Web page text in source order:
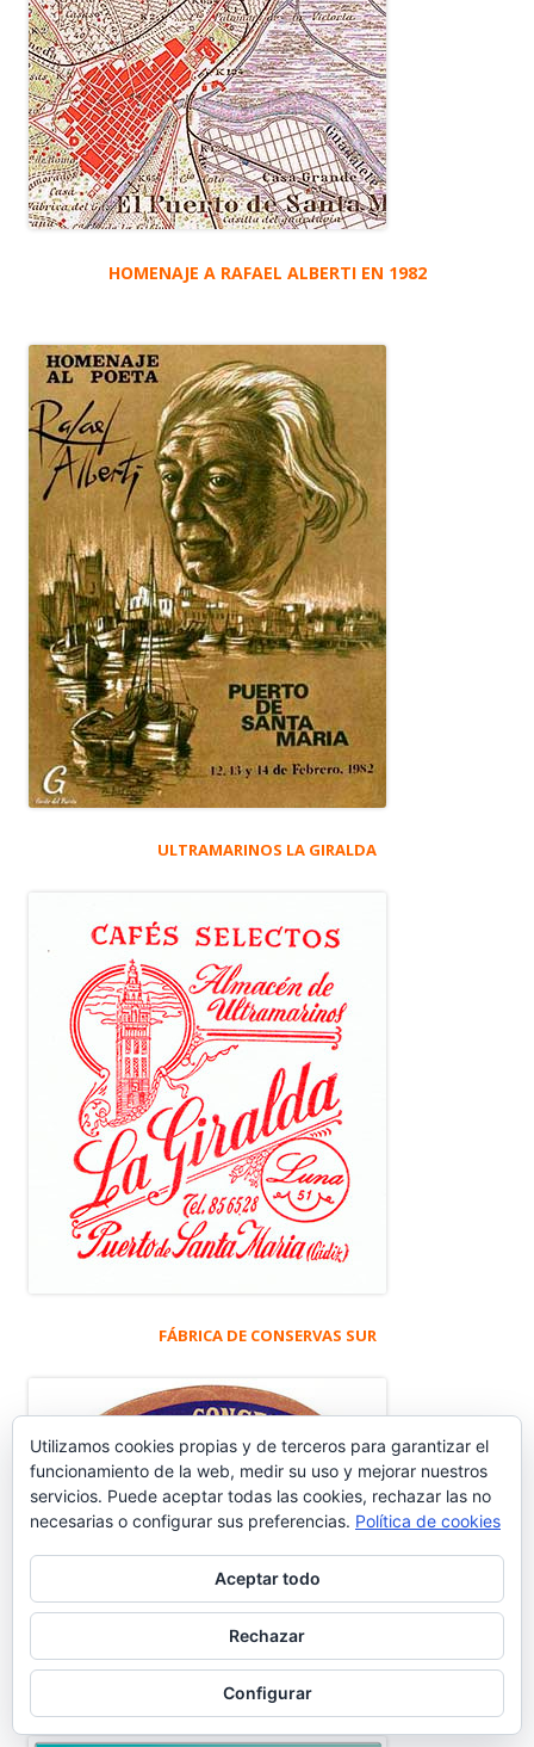
HOMENAJE A RAFAEL ALBERTI EN 1982
ULTRAMARINOS LA GIRALDA
FÁBRICA DE CONSERVAS SUR
CENSO Y EVOLUCIÓN HABITANTES
Utilizamos cookies propias y de terceros para garantizar el
funcionamiento de la web, medir su uso y mejorar nuestros
servicios. Puede aceptar todas las cookies, rechazar las no
necesarias o configurar sus preferencias. Política de cookies
Aceptar todo
Rechazar
Configurar